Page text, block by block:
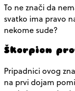
To ne znači da
svatko ima pravo
nekome sude?
Škorpion
Pripadnici ovog
na prvi dojam